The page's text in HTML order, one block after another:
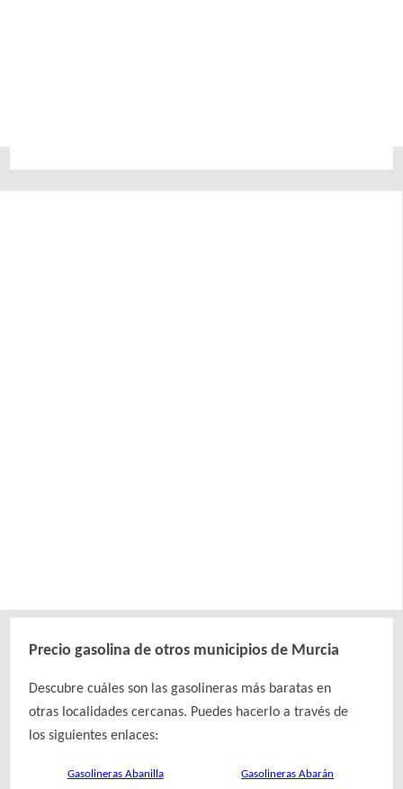
Precio gasolina de otros municipios de Murcia
Descubre cuáles son las gasolineras más baratas en
otras localidades cercanas. Puedes hacerlo a través de
los siguientes enlaces:
Gasolineras Abanilla Gasolineras Abarán